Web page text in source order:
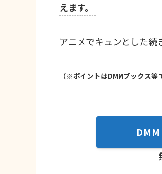
えます。
アニメでキュンとした続
（※ポイントはDMMブックス等